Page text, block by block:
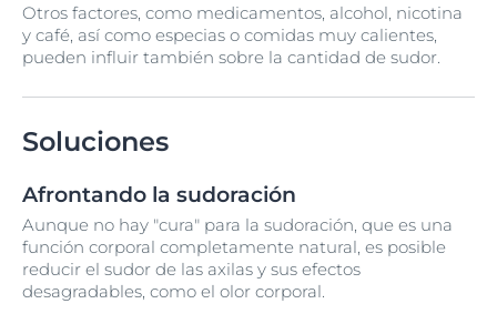
Otros factores, como medicamentos, alcohol, nicotina
y café, así como especias o comidas muy calientes,
pueden influir también sobre la cantidad de sudor.
Soluciones
Afrontando la sudoración
Aunque no hay "cura" para la sudoración, que es una
función corporal completamente natural, es posible
reducir el sudor de las axilas y sus efectos
desagradables, como el olor corporal.